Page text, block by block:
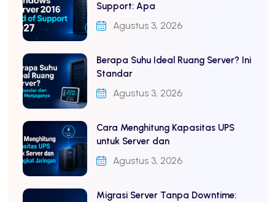
Support: Apa
Agustus 3, 2026
Berapa Suhu Ideal Ruang Server? Ini
Standar
Agustus 3, 2026
Cara Menghitung Kapasitas UPS
untuk Server dan
Agustus 3, 2026
Migrasi Server Tanpa Downtime: